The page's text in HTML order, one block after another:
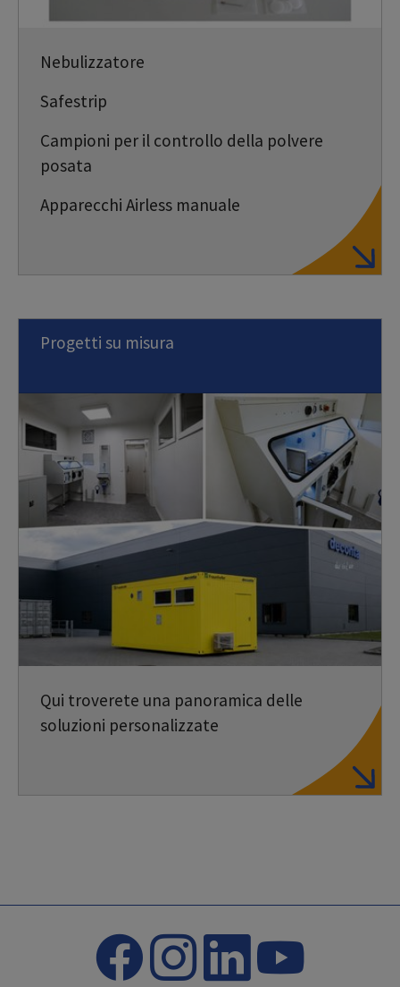
Nebulizzatore
Safestrip
Campioni per il controllo della polvere
posata
Apparecchi Airless manuale
Progetti su misura
Qui troverete una panoramica delle
soluzioni personalizzate